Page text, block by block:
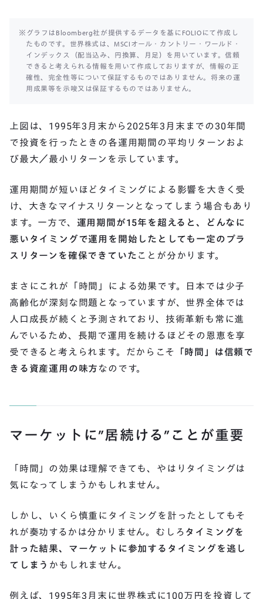
※グラフはBloomberg社が提供するデータを基にFOLIOにて作成し
たものです。世界株式は、MSCIオール・カントリー・ワールド・
インデックス（配当込み、円換算、月足）を用いています。信頼
できると考えられる情報を用いて作成しておりますが、情報の正
確性、完全性等について保証するものではありません。将来の運
用成果等を示唆又は保証するものではありません。
上図は、1995年3月末から2025年3月末までの30年間
で投資を行ったときの各運用期間の平均リターンおよ
び最大／最小リターンを示しています。
運用期間が短いほどタイミングによる影響を大きく受
け、大きなマイナスリターンとなってしまう場合もあり
ます。一方で、 運用期間が15年を超えると、どんなに
悪いタイミングで運用を開始したとしても一定のプラ
スリターンを確保できていた ことが分かります。
まさにこれが「時間」による効果です。日本では少子
高齢化が深刻な問題となっていますが、世界全体では
人口成長が続くと予測されており、技術革新も常に進
んでいるため、長期で運用を続けるほどその恩恵を享
受できると考えられます。だからこそ 「時間」は信頼で
きる資産運用の味方 なのです。
マーケットに”居続ける”ことが重要
「時間」の効果は理解できても、やはりタイミングは
気になってしまうかもしれません。
しかし、いくら慎重にタイミングを計ったとしてもそ
れが奏功するかは分かりません。むしろ タイミングを
計った結果、マーケットに参加するタイミングを逃し
てしまう かもしれません。
例えば、1995年3月末に世界株式に100万円を投資して